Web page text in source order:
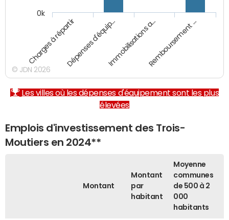
Charges à répartirDépenses d'équip…Immobilisations a…Remboursement …
0k
© JDN 2026
Les villes où les dépenses d'équipement sont les plus
élevées
Emplois d'investissement des Trois-
Moutiers en 2024**
Montant
Montant
par
habitant
Moyenne
communes
de 500 à 2
000
habitants